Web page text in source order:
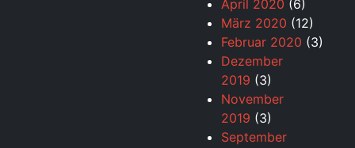
April 2020 (6)
März 2020 (12)
Februar 2020 (3)
Dezember
2019 (3)
November
2019 (3)
September